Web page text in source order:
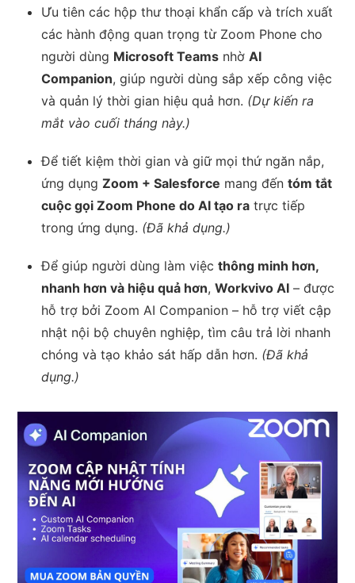
Ưu tiên các hộp thư thoại khẩn cấp và trích xuất
các hành động quan trọng từ Zoom Phone cho
người dùng Microsoft Teams nhờAI
Companion, giúp người dùng sắp xếp công việc
và quản lý thời gian hiệu quả hơn. (Dự kiến ra
mắt vào cuối tháng này.)
Để tiết kiệm thời gian và giữ mọi thứ ngăn nắp,
ứng dụngZoom + Salesforce mang đếntóm tắt
cuộc gọi Zoom Phone do AI tạo ra trực tiếp
trong ứng dụng. (Đã khả dụng.)
Để giúp người dùng làm việcthông minh hơn,
nhanh hơn và hiệu quả hơn,Workvivo AI – được
hỗ trợ bởi Zoom AI Companion – hỗ trợ viết cập
nhật nội bộ chuyên nghiệp, tìm câu trả lời nhanh
chóng và tạo khảo sát hấp dẫn hơn. (Đã khả
dụng.)